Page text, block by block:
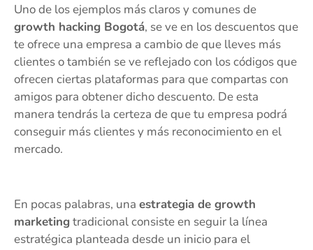
Uno de los ejemplos más claros y comunes de
growth hacking Bogotá, se ve en los descuentos que
te ofrece una empresa a cambio de que lleves más
clientes o también se ve reflejado con los códigos que
ofrecen ciertas plataformas para que compartas con
amigos para obtener dicho descuento. De esta
manera tendrás la certeza de que tu empresa podrá
conseguir más clientes y más reconocimiento en el
mercado.
En pocas palabras, una estrategia de growth
marketingtradicional consiste en seguir la línea
estratégica planteada desde un inicio para el